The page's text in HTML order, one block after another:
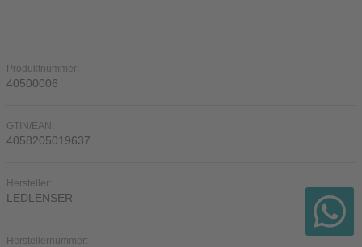
Produktnummer:
40500006
GTIN/EAN:
4058205019637
Hersteller:
LEDLENSER
Herstellernummer: